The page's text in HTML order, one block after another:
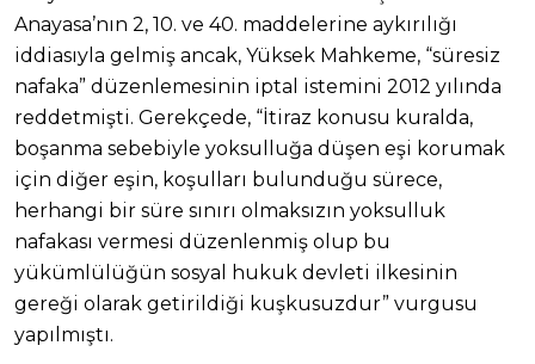
Anayasa’nın 2, 10. ve 40. maddelerine aykırılığı
iddiasıyla gelmiş ancak, Yüksek Mahkeme, “süresiz
nafaka” düzenlemesinin iptal istemini 2012 yılında
reddetmişti. Gerekçede, “İtiraz konusu kuralda,
boşanma sebebiyle yoksulluğa düşen eşi korumak
için diğer eşin, koşulları bulunduğu sürece,
herhangi bir süre sınırı olmaksızın yoksulluk
nafakası vermesi düzenlenmiş olup bu
yükümlülüğün sosyal hukuk devleti ilkesinin
gereği olarak getirildiği kuşkusuzdur” vurgusu
yapılmıştı.